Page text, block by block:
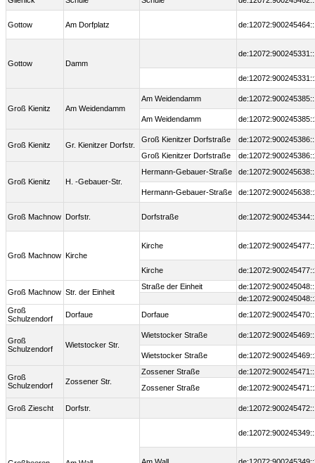
Gottow Am Dorfplatz
Gottow Damm
Groß Kienitz Am Weidendamm
Am Weidendamm
Am Weidendamm
Groß Kienitz Gr. Kienitzer Dorfstr.
Groß Kienitzer Dorfstraße
Groß Kienitzer Dorfstraße
Groß Kienitz H. -Gebauer-Str.
Hermann-Gebauer-Straße
Hermann-Gebauer-Straße
Groß Machnow Dorfstr. Dorfstraße
Groß Machnow Kirche
Kirche
Kirche
Groß Machnow Str. der Einheit
Straße der Einheit
Groß
Schulzendorf
Dorfaue Dorfaue
Groß
Schulzendorf
Wietstocker Str.
Wietstocker Straße
Wietstocker Straße
Groß
Schulzendorf
Zossener Str.
Zossener Straße
Zossener Straße
Groß Ziescht Dorfstr.